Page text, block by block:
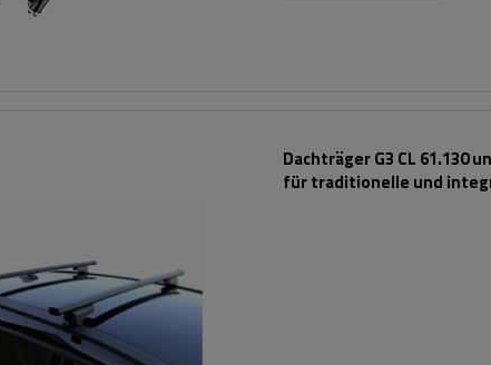
Dachträger G3 CL 61.130
für traditionelle und